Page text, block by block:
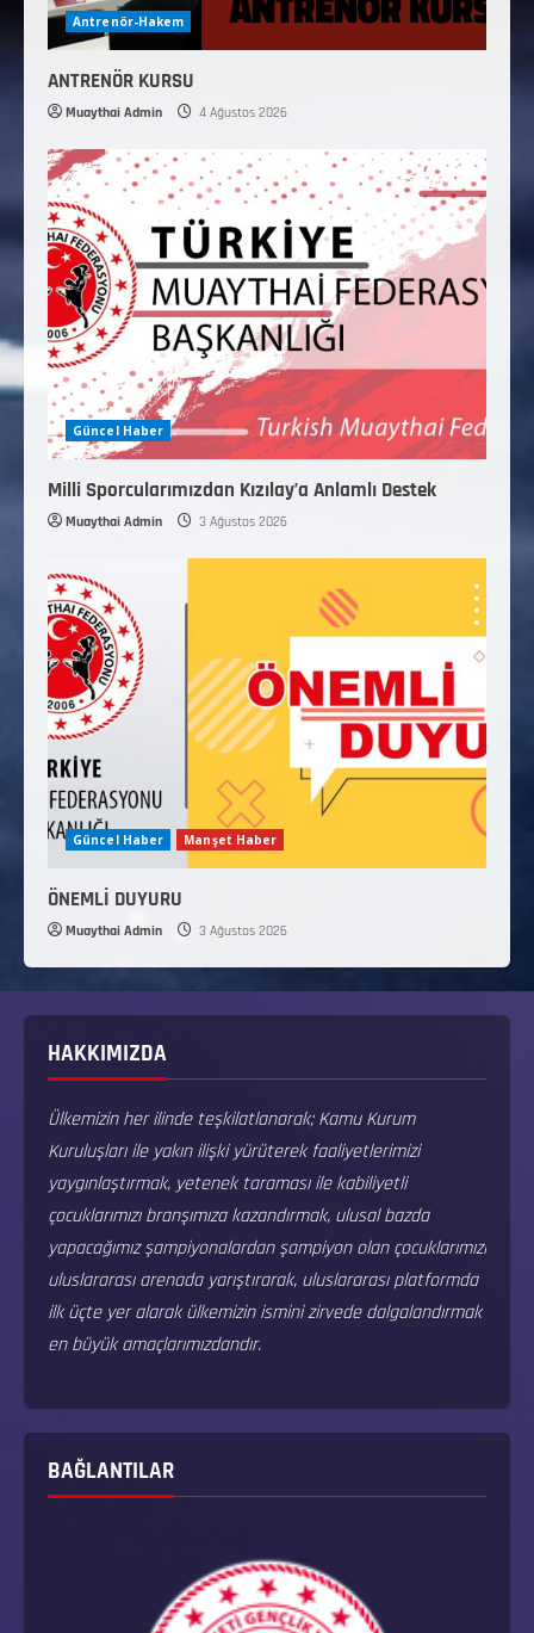
Antrenör-Hakem
ANTRENÖR KURSU
Muaythai Admin 4 Ağustos 2026
Güncel Haber
Milli Sporcularımızdan Kızılay’a Anlamlı Destek
Muaythai Admin 3 Ağustos 2026
Güncel Haber Manşet Haber
ÖNEMLİ DUYURU
Muaythai Admin 3 Ağustos 2026
HAKKIMIZDA
Ülkemizin her ilinde teşkilatlanarak; Kamu Kurum
Kuruluşları ile yakın ilişki yürüterek faaliyetlerimizi
yaygınlaştırmak, yetenek taraması ile kabiliyetli
çocuklarımızı branşımıza kazandırmak, ulusal bazda
yapacağımız şampiyonalardan şampiyon olan çocuklarımızı
uluslararası arenada yarıştırarak, uluslararası platformda
ilk üçte yer alarak ülkemizin ismini zirvede dalgalandırmak
en büyük amaçlarımızdandır.
BAĞLANTILAR